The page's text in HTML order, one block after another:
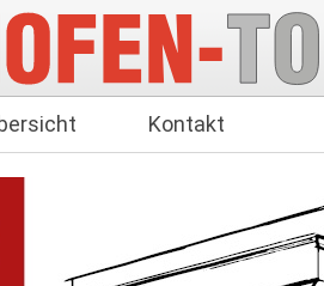
Kontakt